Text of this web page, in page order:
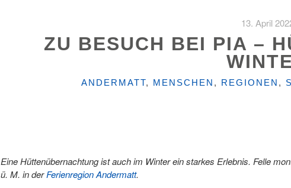
13. April
ZU BESUCH BEI PIA –
KATEGORIEN
ANDERMATT, MENSCHEN , REGIONEN ,
Eine Hüttenübernachtung ist auch im Winter ein starkes Erlebnis. Felle
ü. M. in derFerienregion Andermatt.